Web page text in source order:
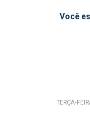
Você
TERÇA-